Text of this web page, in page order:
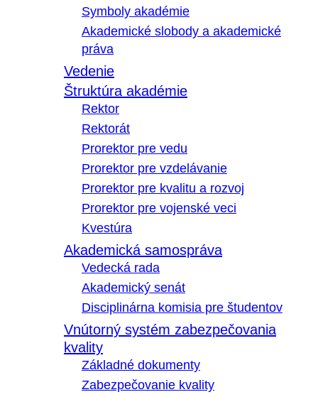
Symboly akadémie
Akademické slobody a akademické
práva
Vedenie
Štruktúra akadémie
Rektor
Rektorát
Prorektor pre vedu
Prorektor pre vzdelávanie
Prorektor pre kvalitu a rozvoj
Prorektor pre vojenské veci
Kvestúra
Akademická samospráva
Vedecká rada
Akademický senát
Disciplinárna komisia pre študentov
Vnútorný systém zabezpečovania
kvality
Základné dokumenty
Zabezpečovanie kvality